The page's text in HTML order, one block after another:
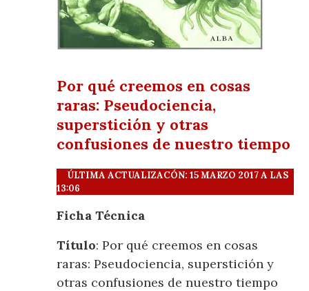
Por qué creemos en cosas
raras: Pseudociencia,
superstición y otras
confusiones de nuestro tiempo
ÚLTIMA ACTUALIZACÓN: 15 MARZO 2017 A LAS
13:06
Ficha Técnica
Título: Por qué creemos en cosas
raras: Pseudociencia, superstición y
otras confusiones de nuestro tiempo